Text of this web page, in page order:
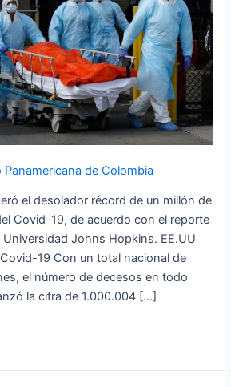
Panamericana de Colombia
el desolador récord de un millón de
Covid-19, de acuerdo con el reporte
Johns Hopkins. EE.UU
19 Con un total nacional de
el número de decesos en todo
la cifra de 1.000.004 […]